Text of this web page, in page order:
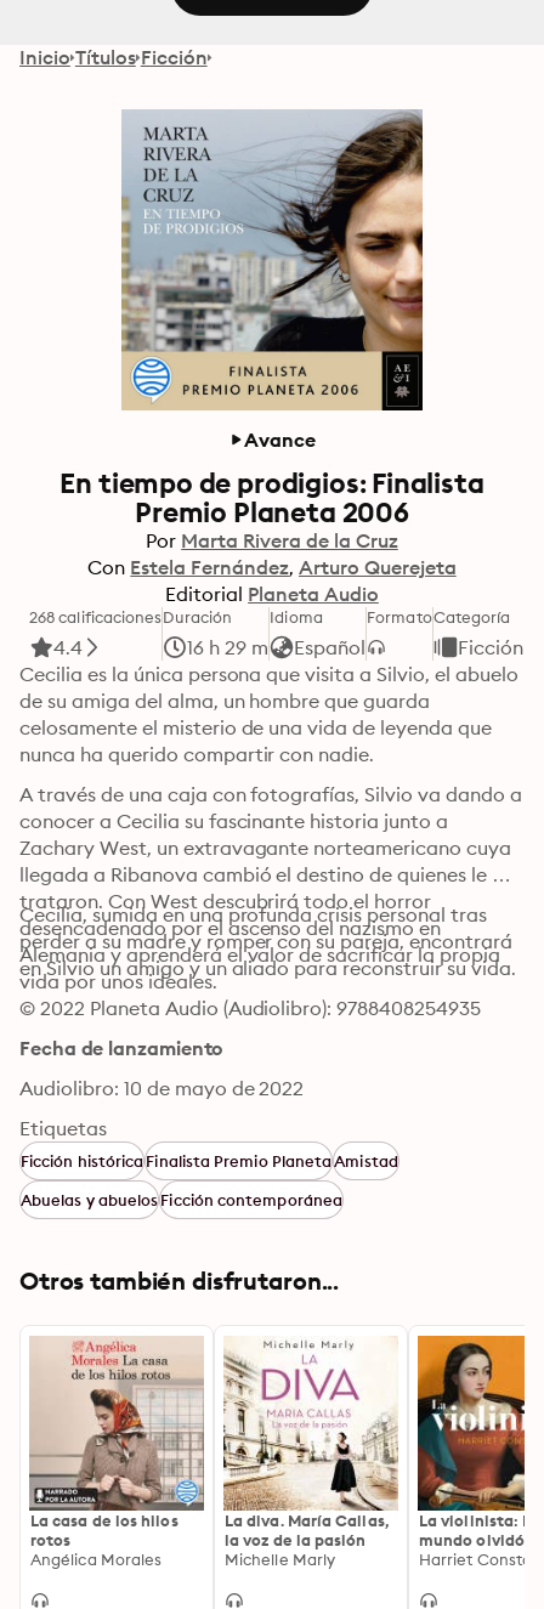
Inicio Títulos Ficción
Avance
En tiempo de prodigios: Finalista
Premio Planeta 2006
Por Marta Rivera de la Cruz
Con Estela Fernández Arturo Querejeta
Editorial Planeta Audio
268 calificaciones
4.4
Duración
16 h 29 m
Idioma
Español
FormatoCategoría
Ficción
Cecilia es la única persona que visita a Silvio, el abuelo
de su amiga del alma, un hombre que guarda
celosamente el misterio de una vida de leyenda que
nunca ha querido compartir con nadie.
A través de una caja con fotografías, Silvio va dando a
conocer a Cecilia su fascinante historia junto a
Zachary West, un extravagante norteamericano cuya
llegada a Ribanova cambió el destino de quienes le
trataron. Con West descubrirá todo el horror
desencadenado por el ascenso del nazismo en
Alemania y aprenderá el valor de sacrificar la propia
vida por unos ideales.
Cecilia, sumida en una profunda crisis personal tras
perder a su madre y romper con su pareja, encontrará
en Silvio un amigo y un aliado para reconstruir su vida.
© 2022 Planeta Audio (Audiolibro): 9788408254935
Fecha de lanzamiento
Audiolibro: 10 de mayo de 2022
Etiquetas
Ficción históricaFinalista Premio PlanetaAmistad
Abuelas y abuelosFicción contemporánea
Otros también disfrutaron...
La casa de los hilos
rotos
Angélica Morales
La diva. María Callas,
la voz de la pasión
Michelle Marly
La violinista: El
mundo olvidó
nombre. Es
Harriet